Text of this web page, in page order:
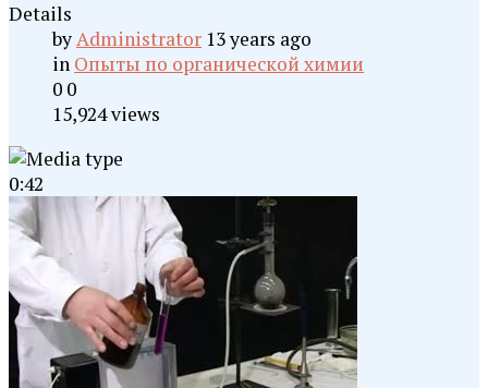
Details
byAdministrator 13 years ago
in Опыты по органической химии
0 0
15,924 views
0:42